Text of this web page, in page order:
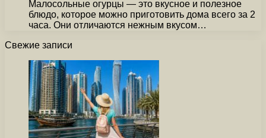
Малосольные огурцы — это вкусное и полезное
блюдо, которое можно приготовить дома всего за 2
часа. Они отличаются нежным вкусом…
Свежие записи